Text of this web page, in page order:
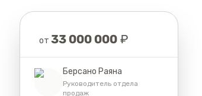
Цена
от 33 000 000 ₽
Берсано Раяна
Руководитель отдела
продаж